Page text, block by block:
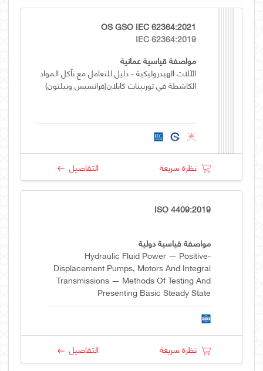
OS GSO IEC 62364:2021
IEC 62364:2019
مواصفة قياسية عمانية
الآلات الهيدروليكية - دليل للتعامل مع تآكل المواد
الكاشطة في توربينات كابلان(فرانسيس وبيلتون)
نظرة سريعة التفاصيل
ISO 4409:2019
مواصفة قياسية دولية
Hydraulic Fluid Power — Positive-
Displacement Pumps, Motors And Integral
Transmissions — Methods Of Testing And
Presenting Basic Steady State
نظرة سريعة التفاصيل